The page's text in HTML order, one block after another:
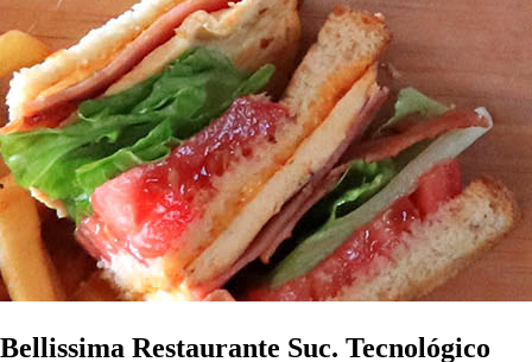
Bellissima Restaurante Suc. Tecnológico